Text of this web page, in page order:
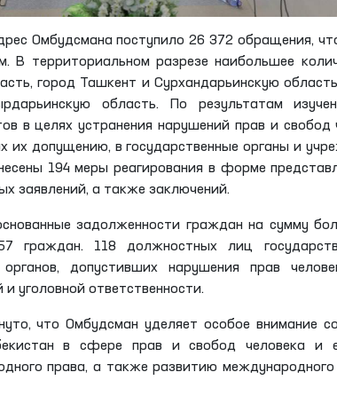
Омбудсмана поступило 26 372 обращения,
В территориальном разрезе наибольшее
город Ташкент и Сурхандарьинскую
область. По результатам
в целях устранения нарушений прав и свобод
их допущению, в государственные органы и
194 меры реагирования в форме
заявлений, а также заключений.
задолженности граждан на сумму
граждан. 118 должностных лиц
органов, допустивших нарушения прав
уголовной ответственности.
что Омбудсман уделяет особое внимание
в сфере прав и свобод человека и
права, а также развитию международного